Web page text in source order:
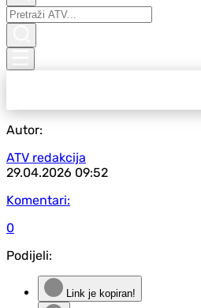
Autor:
ATV redakcija
29.04.2026 09:52
Komentari:
0
Podijeli:
Link je kopiran!